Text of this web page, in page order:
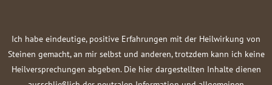
Ich habe eindeutige, positive Erfahrungen mit der Heilwirkung von
Steinen gemacht, an mir selbst und anderen, trotzdem kann ich keine
Heilversprechungen abgeben. Die hier dargestellten Inhalte dienen